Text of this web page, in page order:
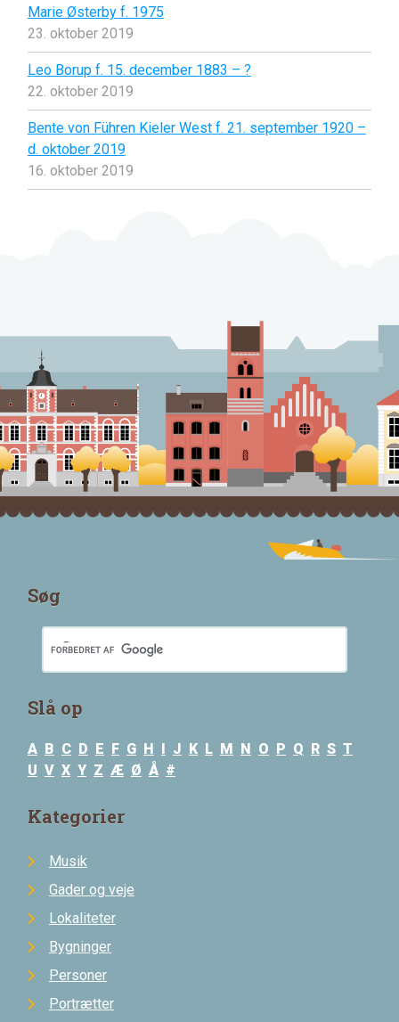
Marie Østerby f. 1975
23. oktober 2019
Leo Borup f. 15. december 1883 – ?
22. oktober 2019
Bente von Führen Kieler West f. 21. september 1920 –
d. oktober 2019
16. oktober 2019
Søg
Slå op
A B C D E F G H I J K L M N O P Q R S T
U V X Y Z Æ Ø Å #
Kategorier
Musik
Gader og veje
Lokaliteter
Bygninger
Personer
Portrætter